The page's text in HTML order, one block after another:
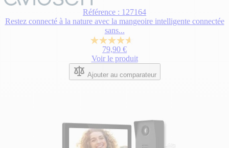
Référence : 127164
Restez connecté à la nature avec la mangeoire intelligente connectée
sans...
4.6
sur
5
étoiles.
5
79,90 €
Voir le produit
Ajouter au comparateur